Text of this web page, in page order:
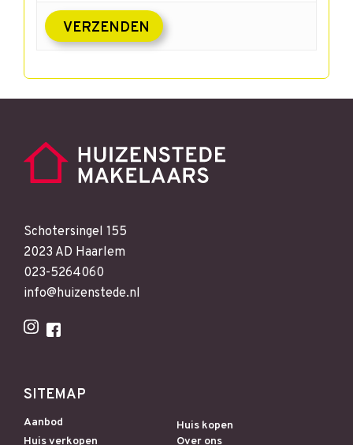
Schotersingel 155
2023 AD Haarlem
023-5264060
info@huizenstede.nl
SITEMAP
Aanbod
Huis kopen
Huis verkopen
Over ons